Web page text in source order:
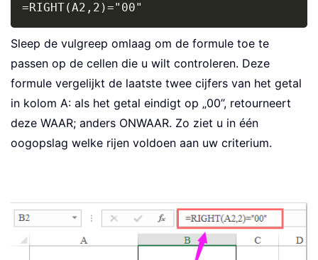
=RIGHT(A2,2)="00"
Sleep de vulgreep omlaag om de formule toe te
passen op de cellen die u wilt controleren. Deze
formule vergelijkt de laatste twee cijfers van het getal
in kolom A: als het getal eindigt op „00”, retourneert
deze WAAR; anders ONWAAR. Zo ziet u in één
oogopslag welke rijen voldoen aan uw criterium.